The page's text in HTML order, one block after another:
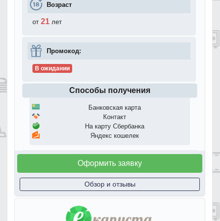
Возраст
от 21 лет
Промокод:
В ожидании
Способы получения
Банковская карта
Контакт
На карту Сбербанка
Яндекс кошелек
Оформить заявку
Обзор и отзывы